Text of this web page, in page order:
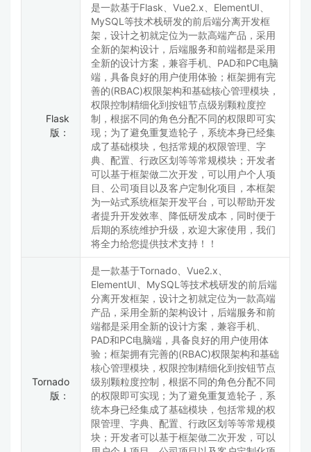
Flask
版：
是一款基于Flask、Vue2.x、ElementUI、
MySQL等技术栈研发的前后端分离开发框
架，设计之初就定位为一款高端产品，采用
全新的架构设计，后端服务和前端都是采用
全新的设计方案，兼容手机、PAD和PC电脑
端，具备良好的用户使用体验；框架拥有完
善的(RBAC)权限架构和基础核心管理模块，
权限控制精细化到按钮节点级别颗粒度控
制，根据不同的角色分配不同的权限即可实
现；为了避免重复造轮子，系统本身已经集
成了基础模块，包括常规的权限管理、字
典、配置、行政区划等等常规模块；开发者
可以基于框架做二次开发，可以用户个人项
目、公司项目以及客户定制化项目，本框架
为一站式系统框架开发平台，可以帮助开发
者提升开发效率、降低研发成本，同时便于
后期的系统维护升级，欢迎大家使用，我们
将全力给您提供技术支持！！
Tornado
版：
是一款基于Tornado、Vue2.x、
ElementUI、MySQL等技术栈研发的前后端
分离开发框架，设计之初就定位为一款高端
产品，采用全新的架构设计，后端服务和前
端都是采用全新的设计方案，兼容手机、
PAD和PC电脑端，具备良好的用户使用体
验；框架拥有完善的(RBAC)权限架构和基础
核心管理模块，权限控制精细化到按钮节点
级别颗粒度控制，根据不同的角色分配不同
的权限即可实现；为了避免重复造轮子，系
统本身已经集成了基础模块，包括常规的权
限管理、字典、配置、行政区划等等常规模
块；开发者可以基于框架做二次开发，可以